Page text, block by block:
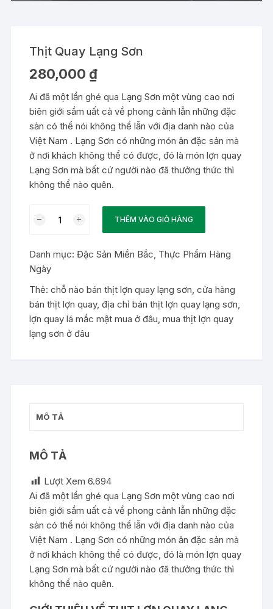
Thịt Quay Lạng Sơn
280,000 ₫
Ai đã một lần ghé qua Lạng Sơn một vùng cao nơi
biên giới sầm uất cả về phong cảnh lẫn những đặc
sản có thể nói không thể lẫn với địa danh nào của
Việt Nam . Lạng Sơn có những món ăn đặc sản mà
ở nơi khách không thể có được, đó là món lợn quay
Lạng Sơn mà bất cứ người nào đã thưởng thức thì
không thể nào quên.
Sơn
số
lượng
THÊM VÀO GIỎ HÀNG
Danh mục:Đặc Sản Miền Bắc, Thực Phẩm Hàng
Ngày
Thẻ:chỗ nào bán thịt lợn quay lạng sơn,cửa hàng
bán thịt lợn quay,địa chỉ bán thịt lợn quay lạng sơn,
lợn quay lá mắc mật mua ở đâu,mua thịt lợn quay
lạng sơn ở đâu
MÔ TẢ
MÔ TẢ
Lượt Xem 6.694
Ai đã một lần ghé qua Lạng Sơn một vùng cao nơi
biên giới sầm uất cả về phong cảnh lẫn những đặc
sản có thể nói không thể lẫn với địa danh nào của
Việt Nam . Lạng Sơn có những món ăn đặc sản mà
ở nơi khách không thể có được, đó là món lợn quay
Lạng Sơn mà bất cứ người nào đã thưởng thức thì
không thể nào quên.